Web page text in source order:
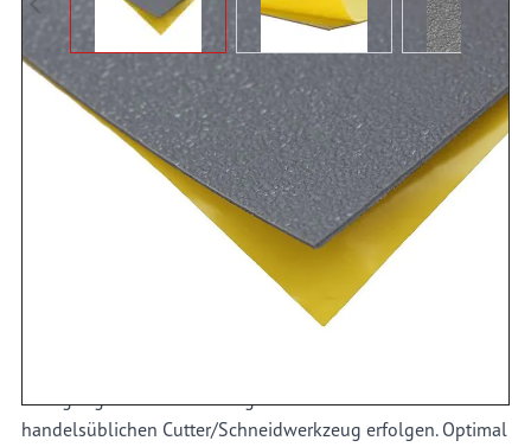
Angebot anfordern
Selbstklebender Antirutschboden MT Secure - Folie
abziehen, andrücken, fertig. Optimal für den Einsatz im
Transporter, Zustellfahrzeuge, Leicht-LKW oder
geschlossene Anhänger. Die glatte Oberfläche des
Antirutschboden MT "SECURE" ist sehr gut geeignet als
Verlegung auf dem Fahrzeugboden kann mit einem
handelsüblichen Cutter/Schneidwerkzeug erfolgen. Optimal